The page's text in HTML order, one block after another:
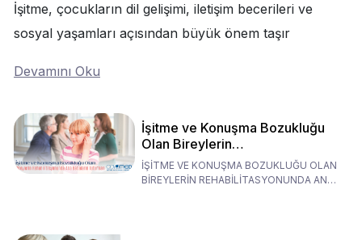
İşitme, çocukların dil gelişimi, iletişim becerileri ve
sosyal yaşamları açısından büyük önem taşır
Devamını Oku
İşitme ve Konuşma Bozukluğu
Olan Bireylerin
Rehabilitasyonunda Ana
Babaların Tutumları
İŞİTME VE KONUŞMA BOZUKLUĞU OLAN
BİREYLERİN REHABİLİTASYONUNDA ANA